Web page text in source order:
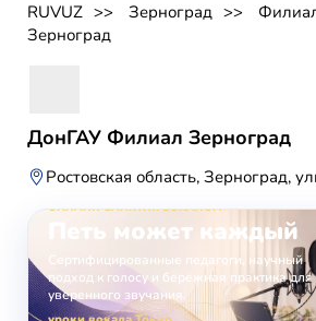
RUVUZ Зерноград
Зерноград
ДонГАУ Филиал Зерноград
Ростовская область, Зерноград,
ОНЛАЙН-ЗАНЯТИЯ ВОКАЛОМ
Петь может каждый
Сертифицированные педагоги, научный
подход к голосу и бережная практика для
уверенного звучания.